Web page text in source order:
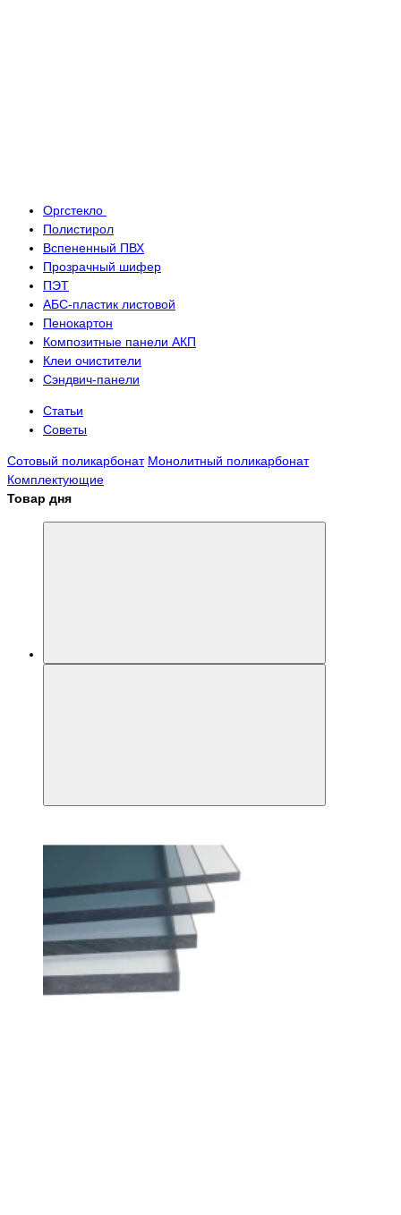
Оргстекло
Полистирол
Вспененный ПВХ
Прозрачный шифер
ПЭТ
АБС-пластик листовой
Пенокартон
Композитные панели АКП
Клеи очистители
Сэндвич-панели
Статьи
Советы
Сотовый поликарбонат Монолитный поликарбонат
Комплектующие
Товар дня